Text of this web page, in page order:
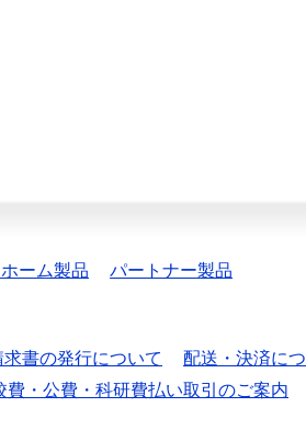
ーム製品 パートナー製品
書の発行について 配送・決済に
費・公費・科研費払い取引のご案内